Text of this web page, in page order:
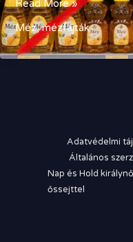
Bolti
méz?
Read More »
Méz, mézfajták
Adatvédelmi
Általános
Nap és Hold
őssejttel